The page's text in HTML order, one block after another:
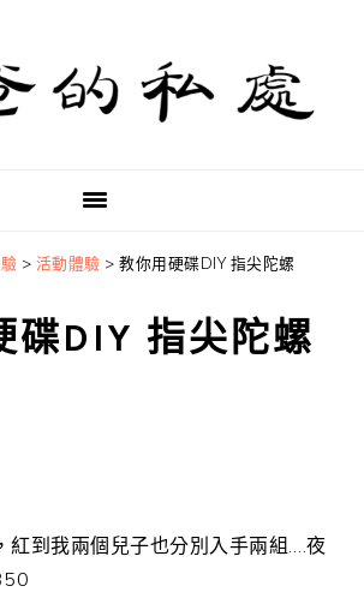
> 活動體驗 >教你用硬碟DIY 指尖陀螺
碟DIY 指尖陀螺
紅到我兩個兒子也分別入手兩組….夜